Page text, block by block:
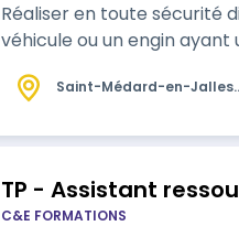
Réaliser en toute sécurité
véhicule ou un engin
Saint-Médard-en-Jalles
TP - Assistant
C&E FORMATIONS